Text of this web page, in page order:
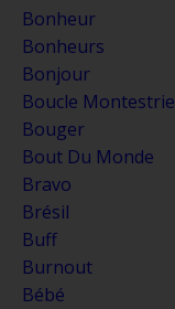
Bonheur
Bonheurs
Bonjour
Boucle Montestrie
Bouger
Bout Du Monde
Bravo
Brésil
Buff
Burnout
Bébé